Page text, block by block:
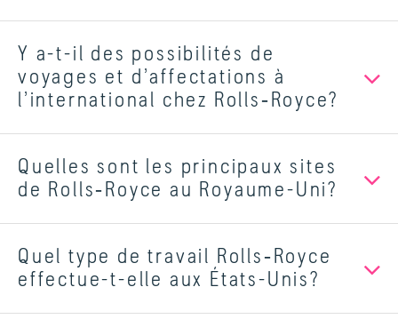
Y a-t-il des possibilités de
voyages et d’affectations à
l’international chez Rolls‑Royce?
Quelles sont les principaux sites
de Rolls‑Royce au Royaume-Uni?
Quel type de travail Rolls‑Royce
effectue-t-elle aux États-Unis?